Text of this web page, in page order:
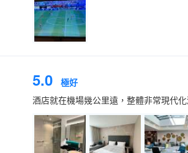
5.0 極好
酒店就在機場幾公里遠，整體非常現代